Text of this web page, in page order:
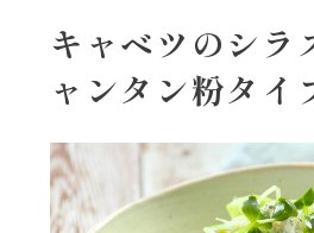
朝シャン（ごはん派）
朝シャン（パン派）
ヘルシー（150kcal以下）
あえるハコネーゼミートソー
あえるハコネーゼナポリタン
キャベツのシラ
ャンタン粉タイ